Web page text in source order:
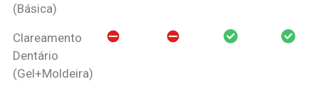
(Básica)
Clareamento
Dentário
(Gel+Moldeira)